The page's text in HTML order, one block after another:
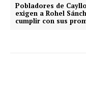
Pobladores de
exigen a Rohel
cumplir con sus